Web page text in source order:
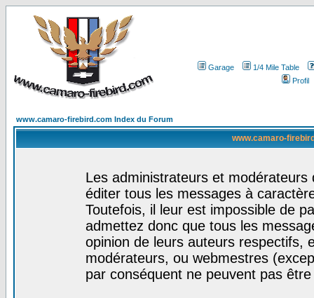
Garage
1/4 Mile Table
Profil
www.camaro-firebird.com Index du Forum
www.camaro-
Les administrateurs et
éditer tous les messages à
Toutefois, il leur est impossible de
admettez donc que tous les
opinion de leurs auteurs respectifs,
modérateurs, ou webmestres
par conséquent ne peuvent pas